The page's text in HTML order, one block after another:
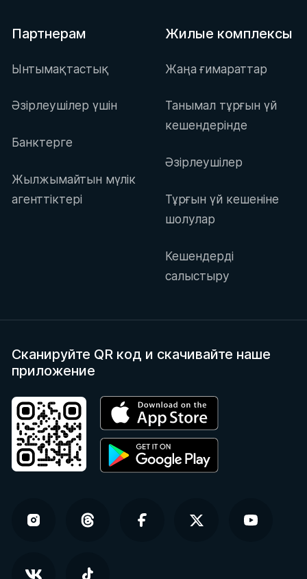
Партнерам
Ынтымақтастық
Әзірлеушілер үшін
Банктерге
Жылжымайтын мүлік
агенттіктері
Жилые комплексы
Жаңа ғимараттар
Танымал тұрғын үй
кешендерінде
Әзірлеушілер
Тұрғын үй кешеніне
шолулар
Кешендерді
салыстыру
Сканируйте QR код и скачивайте наше
приложение